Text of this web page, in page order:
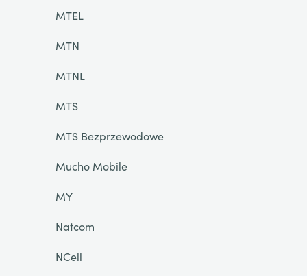
MTEL
MTN
MTNL
MTS
MTS Bezprzewodowe
Mucho Mobile
MY
Natcom
NCell